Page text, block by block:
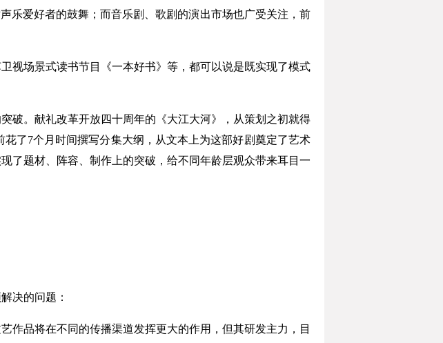
乐爱好者的鼓舞；而音乐剧、歌剧的演出市场也广受关注，前
场景式读书节目《一本好书》等，都可以说是既实现了模式
。献礼改革开放四十周年的《大江大河》，从策划之初就得
了7个月时间撰写分集大纲，从文本上为这部好剧奠定了艺术
了题材、阵容、制作上的突破，给不同年龄层观众带来耳目一
决的问题：
作品将在不同的传播渠道发挥更大的作用，但其研发主力，目